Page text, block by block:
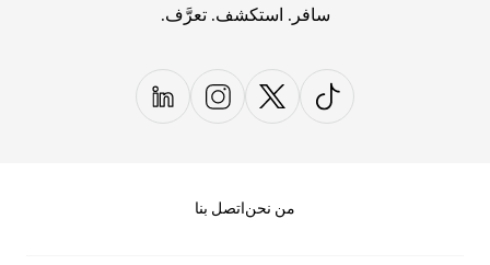
سافر. استكشف. تعرَّف.
من نحن اتصل بنا